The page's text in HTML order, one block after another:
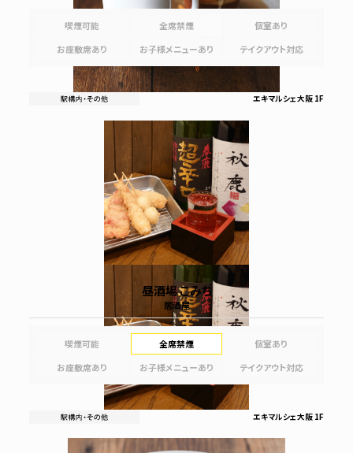
喫煙可能 全席禁煙
個室あり
お座敷席あり
お子様メニューあり テイクアウト対応
エキマルシェ大阪 1F
昼酒場 こみち
居酒屋
喫煙可能 全席禁煙
個室あり
お座敷席あり
お子様メニューあり テイクアウト対応
エキマルシェ大阪 1F